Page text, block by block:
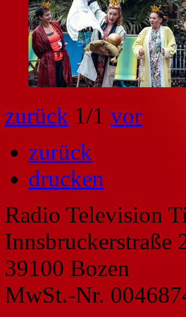
zurück 1/1 vor
zurück
drucken
Radio Television
Innsbruckerstraße
39100 Bozen
MwSt.-Nr.